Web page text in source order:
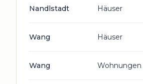
Nandlstadt Häuser
Wang Häuser
Wang Wohnungen